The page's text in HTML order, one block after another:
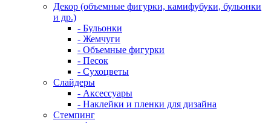
Декор (объемные фигурки, камифубуки, бульонки
и др.)
- Бульонки
- Жемчуги
- Объемные фигурки
- Песок
- Сухоцветы
Слайдеры
- Аксессуары
- Наклейки и пленки для дизайна
Стемпинг